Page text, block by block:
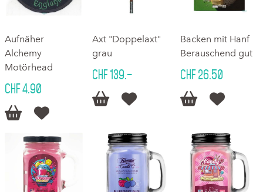
Aufnäher
Alchemy
Motörhead
CHF 4.90
 
Axt "Doppelaxt"
grau
CHF 139.–
 
Backen mit Hanf
Berauschend gut
CHF 26.50
 